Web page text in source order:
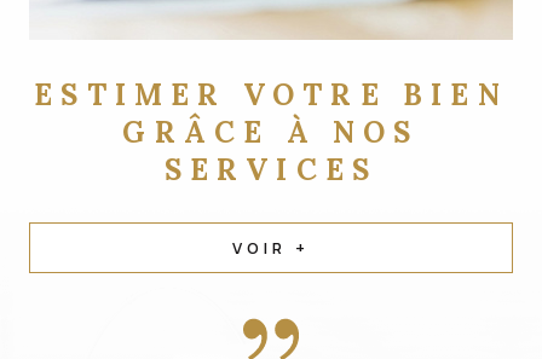
ESTIMER VOTRE BIEN
GRÂCE À NOS
SERVICES
VOIR +